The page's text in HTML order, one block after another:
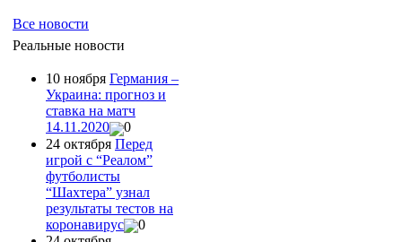
Все новости
Реальные новости
10 ноября Германия –
Украина: прогноз и
ставка на матч
14.11.2020
0
24 октября Перед
игрой с “Реалом”
футболисты
“Шахтера” узнал
результаты тестов на
коронавирус
0